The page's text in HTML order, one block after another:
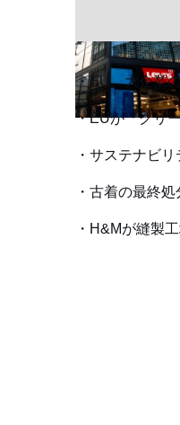
EU、大企業
EUが「グリ
サステナビリ
古着の最終処
H&Mが縫製